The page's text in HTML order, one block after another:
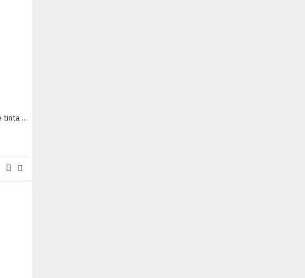
BROTHER Cartucho de tinta cian DCP-145C/DCP-165C, , 260 paginas